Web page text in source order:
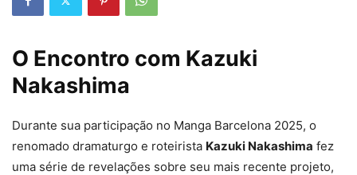
O Encontro com Kazuki
Nakashima
Durante sua participação no Manga Barcelona 2025, o
renomado dramaturgo e roteirista Kazuki Nakashima fez
uma série de revelações sobre seu mais recente projeto,